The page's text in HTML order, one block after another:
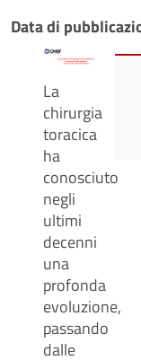
Data di
La
chirurgia
toracica
ha
conosciuto
negli
ultimi
decenni
una
profonda
evoluzione,
passando
dalle